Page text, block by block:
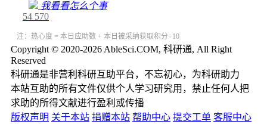
我看看怎么个事
54 570
注：热心度 = 本日应助数 + 本日被采纳获取积分÷10
Copyright © 2020-2026 AbleSci.COM, 科研通, All Right
Reserved
科研通是非营利科研互助平台，不忘初心，为科研助力
本站互助的所有文件仅供个人学习研究用，禁止任何人把
求助的所得文献进行盈利或传播
版权声明 关于本站 捐赠本站 帮助中心 提交工单 客服中心